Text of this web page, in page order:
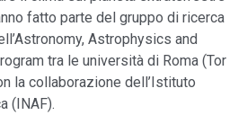
fatto parte del gruppo di ricerca
Astrophysics and
tra le università di Roma (Tor
la collaborazione dell’Istituto
(INAF).